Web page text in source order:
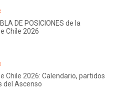
DE POSICIONES de la
Chile 2026
Chile 2026: Calendario, partidos
del Ascenso